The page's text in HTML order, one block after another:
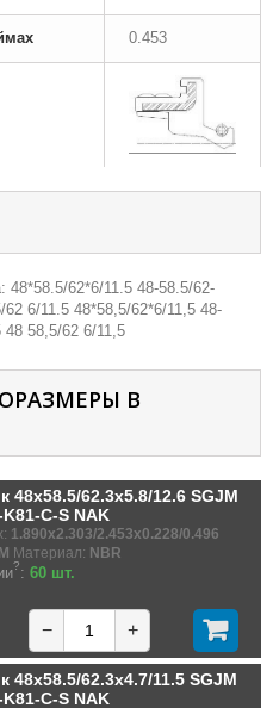
0.453
48*58.5/62*6/11.5 48-58.5/62-
6/11.5 48*58,5/62*6/11,5 48-
48 58,5/62 6/11,5
В
48x58.5/62.3x5.8/12.6 SGJM
K81-C-S NAK
1.890x2.303/2.453x0.228/0.496
Материал: NBR
?: 60 шт.
− +
48x58.5/62.3x4.7/11.5 SGJM
K81-C-S NAK